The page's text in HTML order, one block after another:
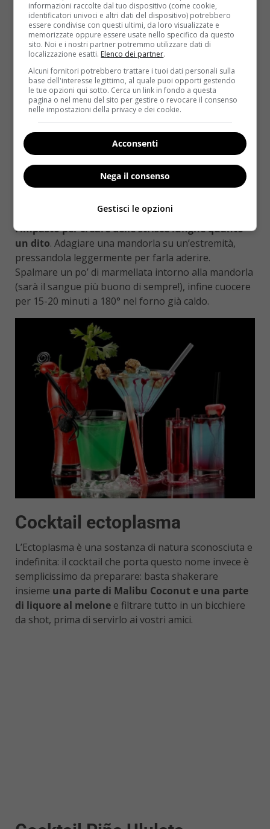
1 uovo
200 g di farina
1/2 cucchiaino di lievito per dolci
1 cucchiaino di essenza di vaniglia
1 pizzico di sale
20 mandorle
q.b. marmellata di fragole
Dopo aver formato un panetto di pasta frolla
incorporando uova, vaniglia, farina, lievito e sale,
frigorifero per circa mezz’ora.Lavorare poi
l’impasto per creare delle strisce lunghe quanto
un dito. Adagiare una mandorla su un’estremità,
pressandola leggermente per farla aderire.
Spalmare un po’ di marmellata intorno alla mandorla
(sarà il sangue più buono di sempre!), infine cuocere
per 15-20 minuti a 180° nel forno già caldo.
Cocktail ectoplasma
L’Ectoplasma è una sostanza di natura sconosciuta e
indefinita: il cocktail che porta questo nome invece è
semplicissimo da preparare: basta shakerare
insieme una parte di Malibu Coconut e una parte
di liquore al melone e filtrare tutto in un bicchiere
da shot, prima di servirlo ai vostri amici.
informazioni raccolte dal tuo dispositivo (come cookie,
identificatori univoci e altri dati del dispositivo) potrebbero
essere condivise con questi ultimi, da loro visualizzate e
memorizzate oppure essere usate nello specifico da questo
sito. Noi e i nostri partner potremmo utilizzare dati di
localizzazione esatti. Elenco dei partner.
Alcuni fornitori potrebbero trattare i tuoi dati personali sulla
base dell'interesse legittimo, al quale puoi opporti gestendo
le tue opzioni qui sotto. Cerca un link in fondo a questa
pagina o nel menu del sito per gestire o revocare il consenso
nelle impostazioni della privacy e dei cookie.
Acconsenti
Nega il consenso
Gestisci le opzioni